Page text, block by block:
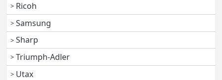
Ricoh
Samsung
Sharp
Triumph-Adler
Utax